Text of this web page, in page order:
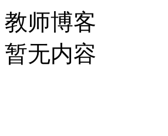
教师博客
暂无内容